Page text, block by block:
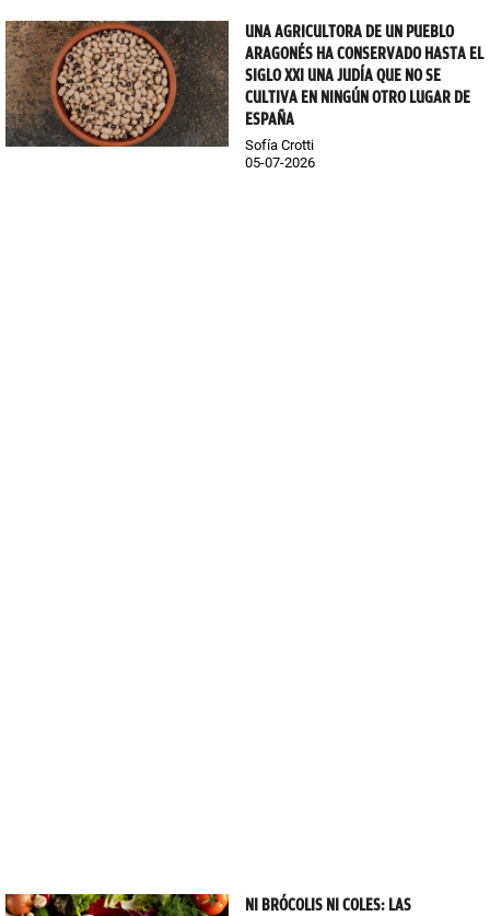
UNA AGRICULTORA DE UN PUEBLO
ARAGONÉS HA CONSERVADO HASTA EL
SIGLO XXI UNA JUDÍA QUE NO SE
CULTIVA EN NINGÚN OTRO LUGAR DE
ESPAÑA
Sofía Crotti
05-07-2026
NI BRÓCOLIS NI COLES: LAS